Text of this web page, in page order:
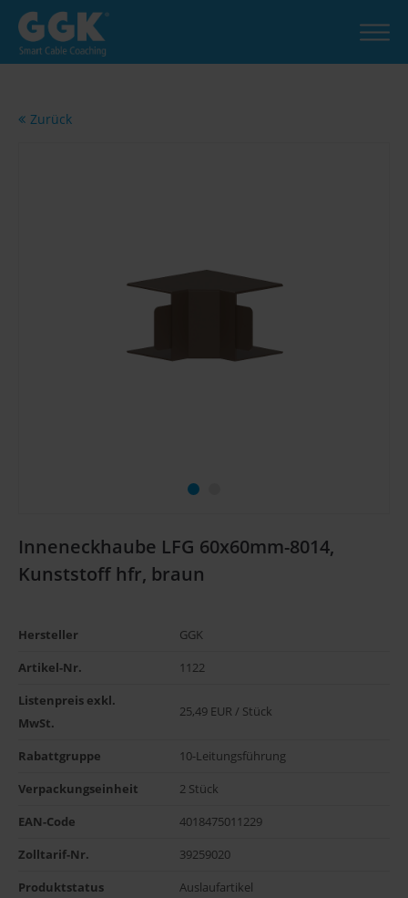
Zurück
Inneneckhaube LFG 60x60mm-8014,
Kunststoff hfr, braun
Hersteller GGK
Artikel-Nr. 1122
Listenpreis exkl.
MwSt.
25,49 EUR / Stück
Rabattgruppe 10-Leitungsführung
Verpackungseinheit 2 Stück
EAN-Code 4018475011229
Zolltarif-Nr. 39259020
Produktstatus Auslaufartikel